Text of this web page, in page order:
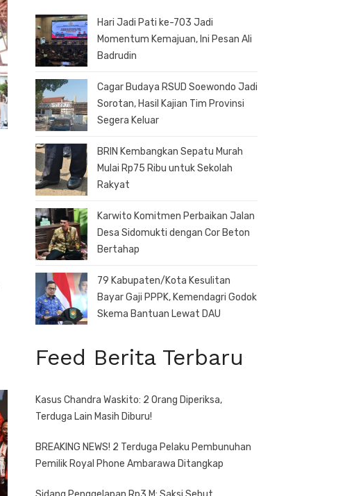
Hari Jadi Pati ke-703 Jadi
Momentum Kemajuan, Ini Pesan Ali
Badrudin
Cagar Budaya RSUD Soewondo Jadi
Sorotan, Hasil Kajian Tim Provinsi
Segera Keluar
BRIN Kembangkan Sepatu Murah
Mulai Rp75 Ribu untuk Sekolah
Rakyat
Karwito Komitmen Perbaikan Jalan
Desa Sidomukti dengan Cor Beton
Bertahap
79 Kabupaten/Kota Kesulitan
Bayar Gaji PPPK, Kemendagri Godok
Skema Bantuan Lewat DAU
Feed Berita Terbaru
Kasus Chandra Waskito: 2 Orang Diperiksa,
Terduga Lain Masih Diburu!
BREAKING NEWS! 2 Terduga Pelaku Pembunuhan
Pemilik Royal Phone Ambarawa Ditangkap